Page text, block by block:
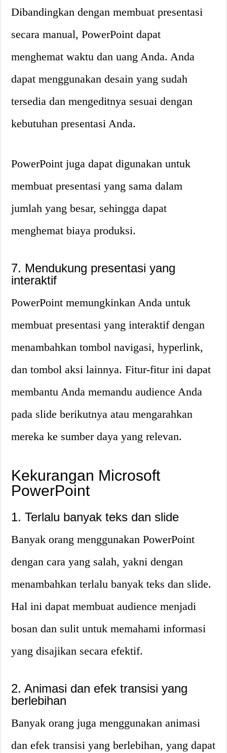
Dibandingkan dengan membuat presentasi
secara manual, PowerPoint dapat
menghemat waktu dan uang Anda. Anda
dapat menggunakan desain yang sudah
tersedia dan mengeditnya sesuai dengan
kebutuhan presentasi Anda.
PowerPoint juga dapat digunakan untuk
membuat presentasi yang sama dalam
jumlah yang besar, sehingga dapat
menghemat biaya produksi.
7. Mendukung presentasi yang
interaktif
PowerPoint memungkinkan Anda untuk
membuat presentasi yang interaktif dengan
menambahkan tombol navigasi, hyperlink,
dan tombol aksi lainnya. Fitur-fitur ini dapat
membantu Anda memandu audience Anda
pada slide berikutnya atau mengarahkan
mereka ke sumber daya yang relevan.
Kekurangan Microsoft
PowerPoint
1. Terlalu banyak teks dan slide
Banyak orang menggunakan PowerPoint
dengan cara yang salah, yakni dengan
menambahkan terlalu banyak teks dan slide.
Hal ini dapat membuat audience menjadi
bosan dan sulit untuk memahami informasi
yang disajikan secara efektif.
2. Animasi dan efek transisi yang
berlebihan
Banyak orang juga menggunakan animasi
dan efek transisi yang berlebihan, yang dapat